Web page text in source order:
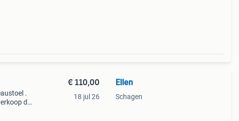
.
dit
€ 110,00
18 jul 26
Ellen
Schagen